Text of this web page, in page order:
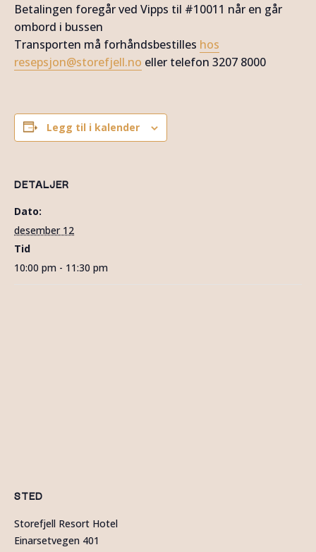
Betalingen foregår ved Vipps til #10011 når en går
ombord i bussen
Transporten må forhåndsbestilles hos
resepsjon@storefjell.no eller telefon 3207 8000
Legg til i kalender
DETALJER
Dato:
desember 12
Tid
10:00 pm - 11:30 pm
STED
Storefjell Resort Hotel
Einarsetvegen 401